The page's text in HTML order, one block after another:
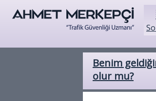
Benim
olur mu?